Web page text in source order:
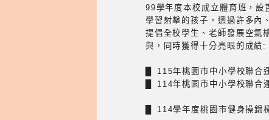
99學年度本校成立體育班，設
學習射擊的孩子，透過許多內
提倡全校學生、老師發展空氣
與，同時獲得十分亮眼的成績:
█ 115年桃園市中小學校聯合
█ 114年桃園市中小學校聯合
█ 114學年度桃園市健身操